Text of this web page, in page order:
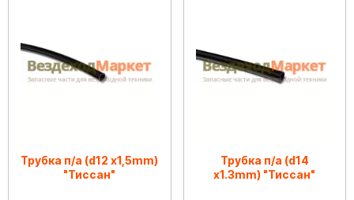
Трубка п/а (d12 х1,5mm)
"Тиссан"
Трубка п/а (d14
х1.3mm) "Тиссан"